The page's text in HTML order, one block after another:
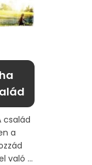
család
a
való ...